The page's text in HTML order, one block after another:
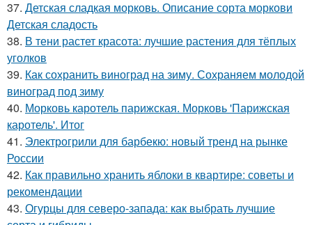
37. Детская сладкая морковь. Описание сорта моркови
Детская сладость
38. В тени растет красота: лучшие растения для тёплых
уголков
39. Как сохранить виноград на зиму. Сохраняем молодой
виноград под зиму
40. Морковь каротель парижская. Морковь 'Парижская
каротель'. Итог
41. Электрогрили для барбекю: новый тренд на рынке
России
42. Как правильно хранить яблоки в квартире: советы и
рекомендации
43. Огурцы для северо-запада: как выбрать лучшие